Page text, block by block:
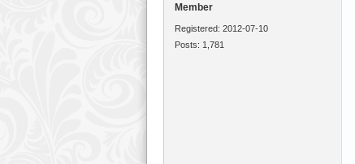
Member
Registered: 2012-07-10
Posts: 1,781